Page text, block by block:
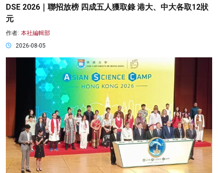
DSE 2026｜聯招放榜 四成五人獲取錄 港大、中大各取12狀
元
作者: 本社編輯部
2026-08-05